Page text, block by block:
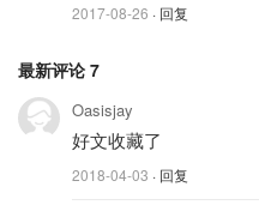
2017-08-26 · 回复
最新评论 7
Oasisjay
好文收藏了
2018-04-03 · 回复